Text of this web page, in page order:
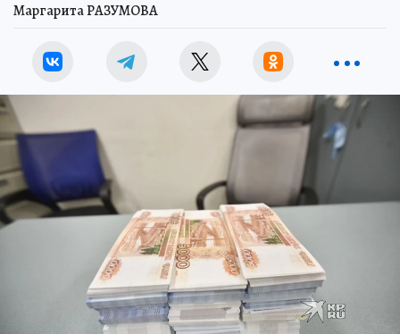
Маргарита РАЗУМОВА